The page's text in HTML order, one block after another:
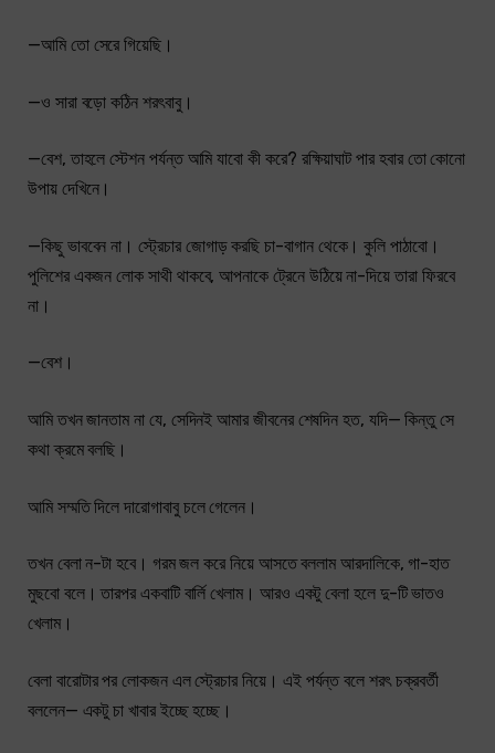
—আমি তো সেরে গিয়েছি।
—ও সারা বড়ো কঠিন শরৎবাবু।
—বেশ, তাহলে স্টেশন পর্যন্ত আমি যাবো কী করে? রক্ষিয়াঘাট পার হবার তো কোনো
উপায় দেখিনে।
—কিছু ভাববেন না। স্ট্রেচার জোগাড় করছি চা-বাগান থেকে। কুলি পাঠাবো।
পুলিশের একজন লোক সাথী থাকবে, আপনাকে ট্রেনে উঠিয়ে না-দিয়ে তারা ফিরবে
না।
—বেশ।
আমি তখন জানতাম না যে, সেদিনই আমার জীবনের শেষদিন হত, যদি— কিন্তু সে
কথা ক্রমে বলছি।
আমি সম্মতি দিলে দারোগাবাবু চলে গেলেন।
তখন বেলা ন-টা হবে। গরম জল করে নিয়ে আসতে বললাম আরদালিকে, গা-হাত
মুছবো বলে। তারপর একবাটি বার্লি খেলাম। আরও একটু বেলা হলে দু-টি ভাতও
খেলাম।
বেলা বারোটার পর লোকজন এল স্ট্রেচার নিয়ে। এই পর্যন্ত বলে শরৎ চক্রবর্তী
বললেন— একটু চা খাবার ইচ্ছে হচ্ছে।